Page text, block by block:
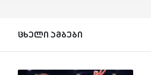
ცხელი ამბები